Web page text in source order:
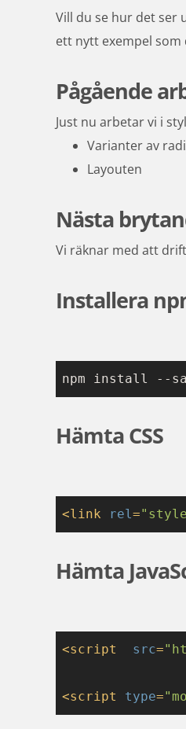
Vill du se hur det ser
ett nytt exempel som
Pågående
Just nu arbetar vi i
Varianter av
Layouten
Nästa
Vi räknar med att
Installera
npm install --
Hämta CSS
<link rel=
Hämta
<script src=
<script type=